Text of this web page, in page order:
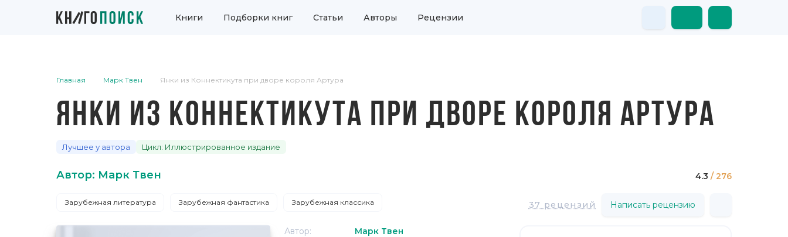
Книги Подборки книг Статьи Авторы Рецензии
Главная Марк Твен Янки из Коннектикута при дворе короля Артура
ЯНКИ ИЗ КОННЕКТИКУТА ПРИ ДВОРЕ КОРОЛЯ АРТУРА
Лучшее у автора Цикл: Иллюстрированное издание
Автор: Марк Твен 4.3 / 276
Зарубежная литература Зарубежная фантастика Зарубежная классика 37 рецензий Написать рецензию
Автор:
Марк Твен